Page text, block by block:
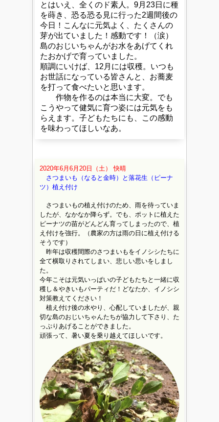
とはいえ、全くのド素人。9月23日に種
を蒔き、恐る恐る見に行った2週間後の
今日！こんなに元気よく、たくさんの
芽が出ていました！感動です！（涙）
島のおじいちゃんがお水をあげてくれ
たおかげで育っていました。
順調にいけば、12月には収穫。いつも
お世話になっている皆さんと、お蕎麦
を打って食べたいと思います。
作物を作るのは本当に大変。でも
こうやって健気に育つ姿には元気をも
らえます。子どもたちにも、この感動
を味わってほしいなあ。
2020年6月6月20日（土） 快晴
さつまいも（なると金時）と落花生（ピーナ
ツ）植え付け
さつまいもの植え付けのため、雨を待っていま
したが、なかなか降らず。でも、ポットに植えた
ピーナツの苗がどんどん育ってしまったので、植
え付けを強行。（農家の方は雨の日に植え付ける
そうです）
昨年は収穫間際のさつまいもをイノシシたちに
全て横取りされてしまい、悲しい思いをしまし
た。
今年こそは元気いっぱいの子どもたちと一緒に収
穫し＆やきいもパーティだ！どなたか、イノシシ
対策教えてください！
植え付け後の水やり、心配していましたが、親
切な島のおじいちゃんたちが協力して下さり、た
っぷりあげることができました。
頑張って、暑い夏を乗り越えてほしいです。